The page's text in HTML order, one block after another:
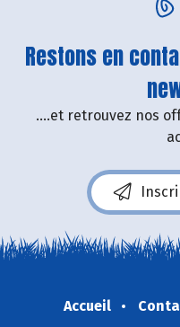
Restons en
....et retrouvez nos
Accueil